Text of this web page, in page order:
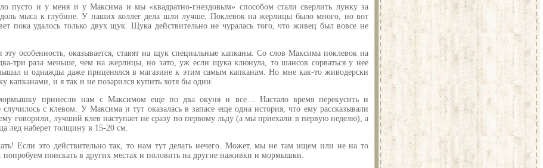
пусто и у меня и у Максима и мы «квадратно-гнездовым» способом стали сверлить лунку за
мыса к глубине. У наших коллег дела шли лучше. Поклевок на жерлицы было много, но вот
пока удалось только двух щук. Щука действительно не чуралась того, что живец был вовсе не
особенность, оказывается, ставят на щук специальные капканы. Со слов Максима поклевок на
три раза меньше, чем на жерлицы, но зато, уж если щука клюнула, то шансов сорваться у нее
и однажды даже приценялся в магазине к этим самым капканам. Но мне как-то живодерски
капканами, и я так и не позарился купить хотя бы один.
принесли нам с Максимом еще по два окуня и все… Настало время перекусить и
с клевом. У Максима и тут оказалась в запасе еще одна история, что ему рассказывали
говорили, лучший клев наступает не сразу по первому льду (а мы приехали в первую неделю), а
лед наберет толщину в 15-20 см.
Если это действительно так, то нам тут делать нечего. Может, мы не там ищем или не на то
попробуем поискать в других местах и половить на другие наживки и мормышки.